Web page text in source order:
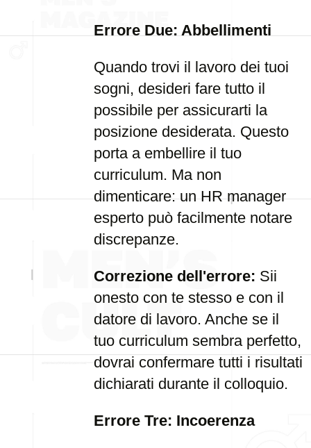
Errore Due: Abbellimenti
Quando trovi il lavoro dei tuoi
sogni, desideri fare tutto il
possibile per assicurarti la
posizione desiderata. Questo
porta a embellire il tuo
curriculum. Ma non
dimenticare: un HR manager
esperto può facilmente notare
discrepanze.
Correzione dell'errore: Sii
onesto con te stesso e con il
datore di lavoro. Anche se il
tuo curriculum sembra perfetto,
dovrai confermare tutti i risultati
dichiarati durante il colloquio.
Errore Tre: Incoerenza